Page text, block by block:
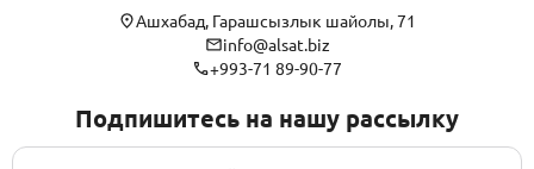
Ашхабад, Гарашсызлык шайолы, 71
info@alsat.biz
+993-71 89-90-77
Подпишитесь на нашу рассылку